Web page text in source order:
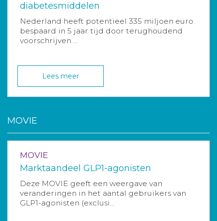
diabetesmiddelen
Nederland heeft potentieel 335 miljoen euro
bespaard in 5 jaar tijd door terughoudend
voorschrijven ...
Lees meer
MOVIE
MOVIE
Marktaandeel GLP1-agonisten
Deze MOVIE geeft een weergave van
veranderingen in het aantal gebruikers van
GLP1-agonisten (exclusi...